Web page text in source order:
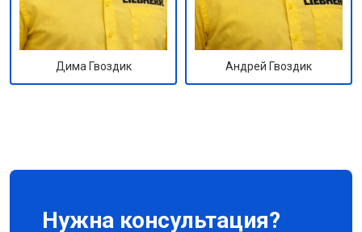
Дима Гвоздик Андрей Гвоздик
Нужна консультация?